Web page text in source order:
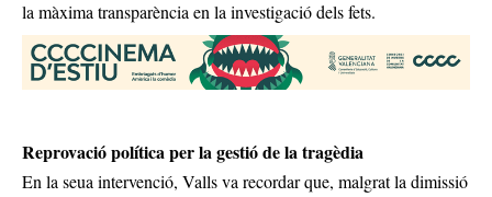
la màxima transparència en la investigació dels fets.
Reprovació política per la gestió de la tragèdia
En la seua intervenció, Valls va recordar que, malgrat la dimissió